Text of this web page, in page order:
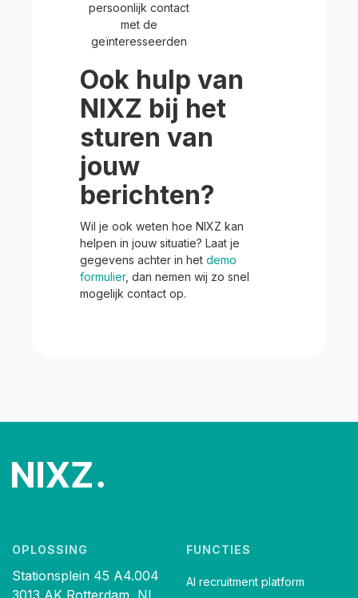
persoonlijk contact
met de
geïnteresseerden
Ook hulp van
NIXZ bij het
sturen van
jouw
berichten?
Wil je ook weten hoe NIXZ kan
helpen in jouw situatie? Laat je
gegevens achter in het demo
formulier, dan nemen wij zo snel
mogelijk contact op.
OPLOSSING
Stationsplein 45 A4.004
3013 AK Rotterdam, NL
FUNCTIES
AI recruitment platform